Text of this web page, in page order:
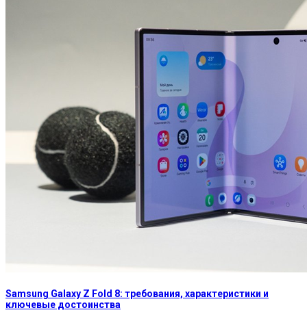
Samsung Galaxy Z Fold 8: требования, характеристики и
ключевые достоинства